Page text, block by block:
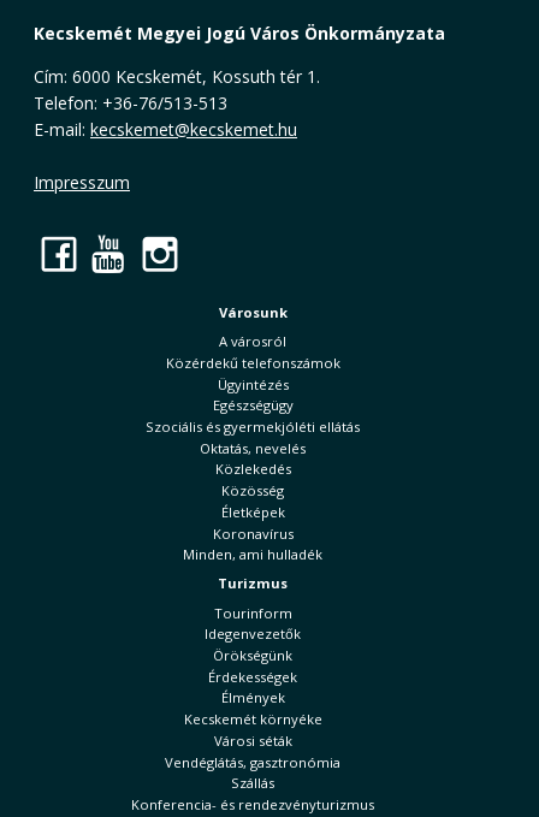
Kecskemét Megyei Jogú Város Önkormányzata
Cím: 6000 Kecskemét, Kossuth tér 1.
Telefon: +36-76/513-513
E-mail: kecskemet@kecskemet.hu
Impresszum
Facebook
YouTube
Városunk
A városról
Közérdekű telefonszámok
Ügyintézés
Egészségügy
Szociális és gyermekjóléti ellátás
Oktatás, nevelés
Közlekedés
Közösség
Életképek
Koronavírus
Minden, ami hulladék
Turizmus
Tourinform
Idegenvezetők
Örökségünk
Érdekességek
Élmények
Kecskemét környéke
Városi séták
Vendéglátás, gasztronómia
Szállás
Konferencia- és rendezvényturizmus